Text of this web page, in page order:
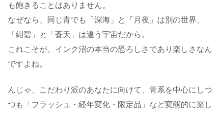
も飽きることはありません。
なぜなら、同じ青でも「深海」と「月夜」は別の世界、
「紺碧」と「蒼天」は違う宇宙だから。
これこそが、インク沼の本当の恐ろしさであり楽しさなん
ですよね。
んじゃ、こだわり派のあなたに向けて、青系を中心にしつ
つも「フラッシュ・経年変化・限定品」など変態的に楽し